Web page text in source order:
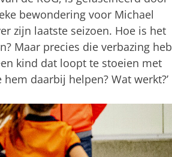
bewondering voor Michael
zijn laatste seizoen. Hoe is het
Maar precies die verbazing heb
kind dat loopt te stoeien met
daarbij helpen? Wat werkt?’